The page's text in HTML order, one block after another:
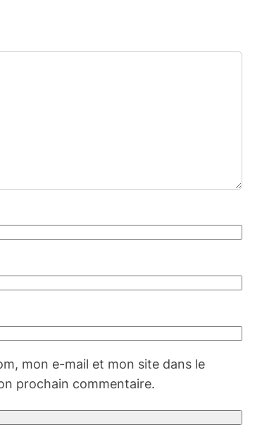
mon e-mail et mon site dans le
prochain commentaire.